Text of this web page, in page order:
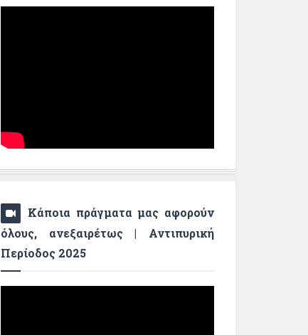
Κάποια πράγματα μας αφορούν
όλους, ανεξαιρέτως | Αντιπυρική
Περίοδος 2025